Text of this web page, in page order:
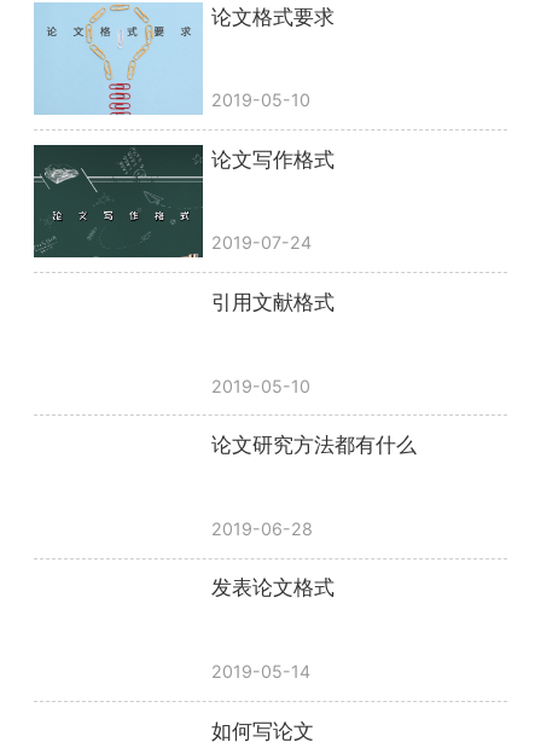
论文格式要求
2019-05-10
论文写作格式
2019-07-24
引用文献格式
2019-05-10
论文研究方法都有什么
2019-06-28
发表论文格式
2019-05-14
如何写论文